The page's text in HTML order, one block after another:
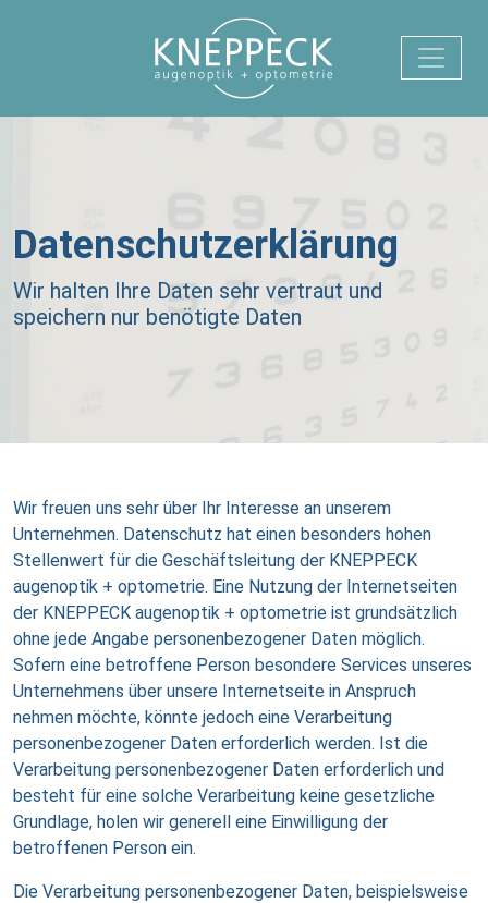
Datenschutzerklärung
Wir halten Ihre Daten sehr vertraut und
speichern nur benötigte Daten
Wir freuen uns sehr über Ihr Interesse an unserem
Unternehmen. Datenschutz hat einen besonders hohen
Stellenwert für die Geschäftsleitung der KNEPPECK
augenoptik + optometrie. Eine Nutzung der Internetseiten
der KNEPPECK augenoptik + optometrie ist grundsätzlich
ohne jede Angabe personenbezogener Daten möglich.
Sofern eine betroffene Person besondere Services unseres
Unternehmens über unsere Internetseite in Anspruch
nehmen möchte, könnte jedoch eine Verarbeitung
personenbezogener Daten erforderlich werden. Ist die
Verarbeitung personenbezogener Daten erforderlich und
besteht für eine solche Verarbeitung keine gesetzliche
Grundlage, holen wir generell eine Einwilligung der
betroffenen Person ein.
Die Verarbeitung personenbezogener Daten, beispielsweise